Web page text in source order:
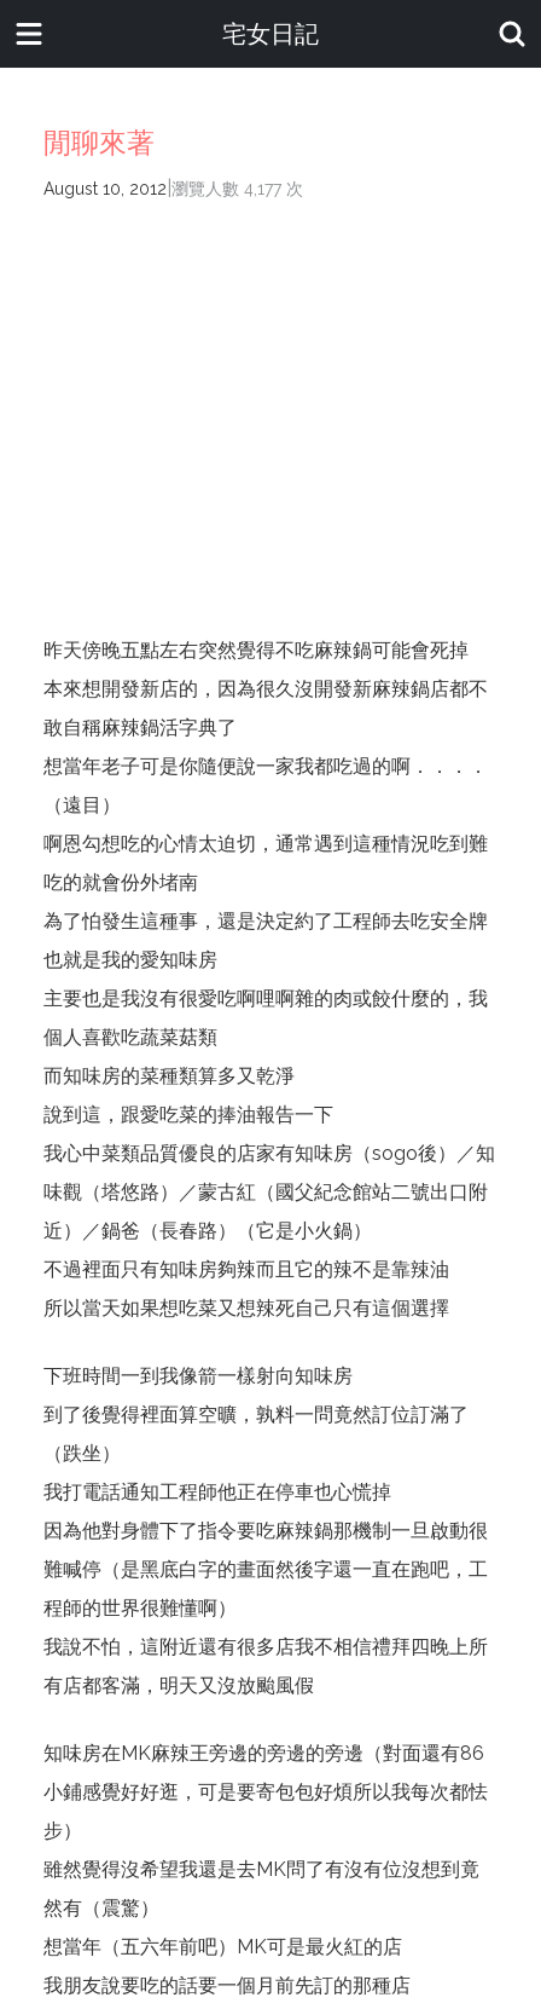
宅女日記
閒聊來著
August 10, 2012 瀏覽人數 4,177 次
昨天傍晚五點左右突然覺得不吃麻辣鍋可能會死掉
本來想開發新店的，因為很久沒開發新麻辣鍋店都不
敢自稱麻辣鍋活字典了
想當年老子可是你隨便說一家我都吃過的啊．．．．
（遠目）
啊恩勾想吃的心情太迫切，通常遇到這種情況吃到難
吃的就會份外堵南
為了怕發生這種事，還是決定約了工程師去吃安全牌
也就是我的愛知味房
主要也是我沒有很愛吃啊哩啊雜的肉或餃什麼的，我
個人喜歡吃蔬菜菇類
而知味房的菜種類算多又乾淨
說到這，跟愛吃菜的捧油報告一下
我心中菜類品質優良的店家有知味房（sogo後）／知
味觀（塔悠路）／蒙古紅（國父紀念館站二號出口附
近）／鍋爸（長春路）（它是小火鍋）
不過裡面只有知味房夠辣而且它的辣不是靠辣油
所以當天如果想吃菜又想辣死自己只有這個選擇
下班時間一到我像箭一樣射向知味房
到了後覺得裡面算空曠，孰料一問竟然訂位訂滿了
（跌坐）
我打電話通知工程師他正在停車也心慌掉
因為他對身體下了指令要吃麻辣鍋那機制一旦啟動很
難喊停（是黑底白字的畫面然後字還一直在跑吧，工
程師的世界很難懂啊）
我說不怕，這附近還有很多店我不相信禮拜四晚上所
有店都客滿，明天又沒放颱風假
知味房在MK麻辣王旁邊的旁邊的旁邊（對面還有86
小鋪感覺好好逛，可是要寄包包好煩所以我每次都怯
步）
雖然覺得沒希望我還是去MK問了有沒有位沒想到竟
然有（震驚）
想當年（五六年前吧）MK可是最火紅的店
我朋友說要吃的話要一個月前先訂的那種店